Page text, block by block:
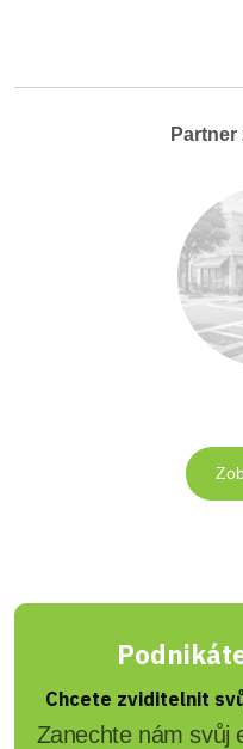
Chcete zviditelnit
Zanechte nám svůj